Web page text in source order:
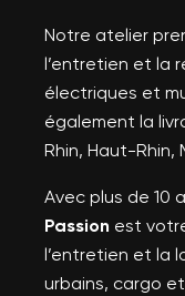
Notre atelier
l’entretien et la
électriques et
également la
Rhin, Haut-
Avec plus de 10
Passion est
l’entretien et la
urbains, cargo